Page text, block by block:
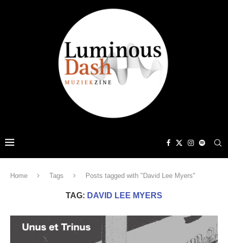
Home Tags Posts tagged with "David Lee Myers"
TAG: DAVID LEE MYERS